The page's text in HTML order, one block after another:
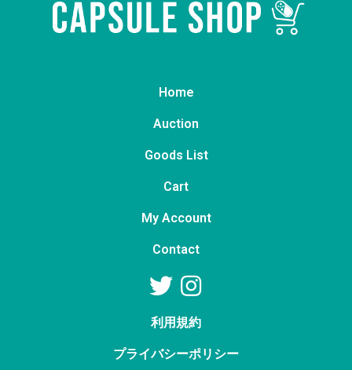
Home
Auction
Goods List
Cart
My Account
Contact
利用規約
プライバシーポリシー